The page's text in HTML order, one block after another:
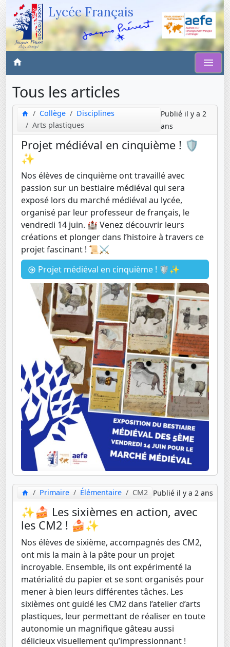
Lycée Français
Tous les articles
Collège
Disciplines
Arts plastiques
Publié il y a 2
ans
Projet médiéval en cinquième ! 🛡️
✨
Nos élèves de cinquième ont travaillé avec
passion sur un bestiaire médiéval qui sera
exposé lors du marché médiéval au lycée,
organisé par leur professeur de français, le
vendredi 14 juin. 🏰 Venez découvrir leurs
créations et plonger dans l’histoire à travers ce
projet fascinant ! 📜⚔️
Projet médiéval en cinquième ! 🛡️✨
Primaire Élémentaire CM2 Publié il y a 2 ans
✨🍰 Les sixièmes en action, avec
les CM2 ! 🍰✨
Nos élèves de sixième, accompagnés des CM2,
ont mis la main à la pâte pour un projet
incroyable. Ensemble, ils ont expérimenté la
matérialité du papier et se sont organisés pour
mener à bien leurs différentes tâches. Les
sixièmes ont guidé les CM2 dans l’atelier d’arts
plastiques, leur permettant de réaliser en toute
autonomie un magnifique gâteau aussi
délicieux visuellement qu’impressionnant !